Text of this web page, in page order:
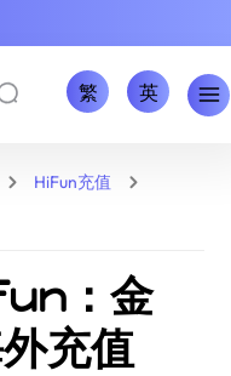
繁 英
HiFun充值
：金
充值